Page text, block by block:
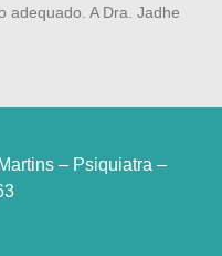
adequado. A Dra. Jadhe
– Psiquiatra –